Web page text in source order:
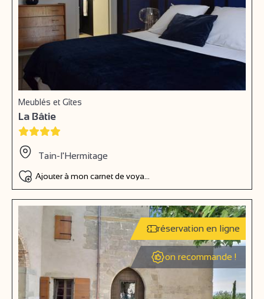
Meublés et Gîtes
La Bâtie
Tain-l'Hermitage
Ajouter à mon carnet de voyage
réservation en ligne
on recommande !